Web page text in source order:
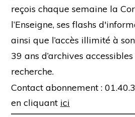
reçois chaque semaine la
l’Enseigne, ses flashs
ainsi que l’accès illimité à
39 ans d’archives
recherche.
Contact abonnement :
en cliquant ici